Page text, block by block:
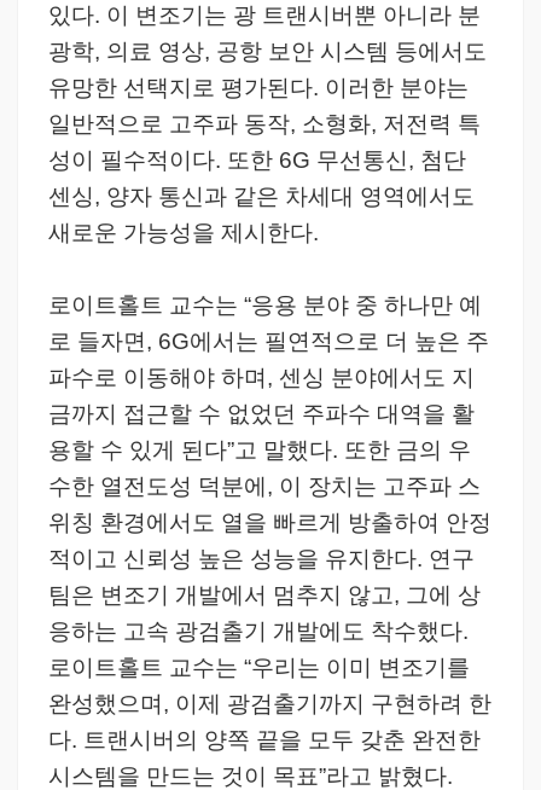
있다. 이 변조기는 광 트랜시버뿐 아니라 분
광학, 의료 영상, 공항 보안 시스템 등에서도
유망한 선택지로 평가된다. 이러한 분야는
일반적으로 고주파 동작, 소형화, 저전력 특
성이 필수적이다. 또한 6G 무선통신, 첨단
센싱, 양자 통신과 같은 차세대 영역에서도
새로운 가능성을 제시한다.
로이트홀트 교수는 “응용 분야 중 하나만 예
로 들자면, 6G에서는 필연적으로 더 높은 주
파수로 이동해야 하며, 센싱 분야에서도 지
금까지 접근할 수 없었던 주파수 대역을 활
용할 수 있게 된다”고 말했다. 또한 금의 우
수한 열전도성 덕분에, 이 장치는 고주파 스
위칭 환경에서도 열을 빠르게 방출하여 안정
적이고 신뢰성 높은 성능을 유지한다. 연구
팀은 변조기 개발에서 멈추지 않고, 그에 상
응하는 고속 광검출기 개발에도 착수했다.
로이트홀트 교수는 “우리는 이미 변조기를
완성했으며, 이제 광검출기까지 구현하려 한
다. 트랜시버의 양쪽 끝을 모두 갖춘 완전한
시스템을 만드는 것이 목표”라고 밝혔다.